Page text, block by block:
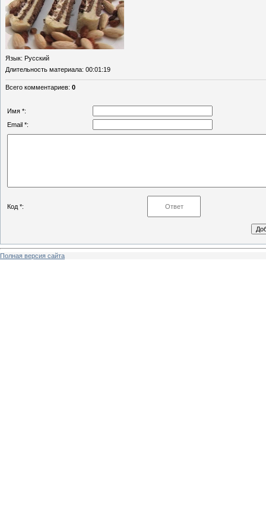
Язык: Русский
Длительность материала: 00:01:19
Всего комментариев: 0
Имя *:
Email *:
Код *:
Полная версия сайта